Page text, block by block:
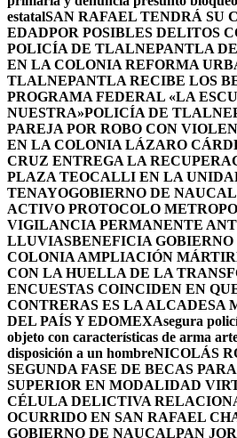
estatalSAN RAFAEL TENDRÁ SU
EDADPOR POSIBLES DELITOS
POLICÍA DE TLALNEPANTLA
EN LA COLONIA REFORMA
TLALNEPANTLA RECIBE LOS
PROGRAMA FEDERAL «LA
NUESTRA»POLICÍA DE
PAREJA POR ROBO CON
EN LA COLONIA LÁZARO
CRUZ ENTREGA LA
PLAZA TEOCALLI EN LA
TENAYOGOBIERNO DE
ACTIVO PROTOCOLO
VIGILANCIA PERMANENTE
LLUVIASBENEFICIA
COLONIA AMPLIACIÓN
CON LA HUELLA DE LA
ENCUESTAS COINCIDEN EN
CONTRERAS ES LA ALCADESA
DEL PAÍS Y EDOMEXAsegura
objeto con características de arma
disposición a un hombreNICOLÁS
SEGUNDA FASE DE BECAS
SUPERIOR EN MODALIDAD
CÉLULA DELICTIVA
OCURRIDO EN SAN RAFAEL
GOBIERNO DE NAUCALPAN